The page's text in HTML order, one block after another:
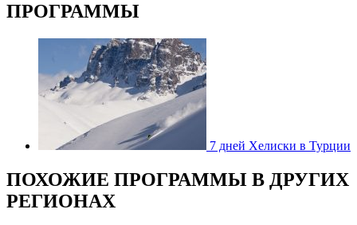
ПРОГРАММЫ
7 дней Хелиски в Турции
ПОХОЖИЕ ПРОГРАММЫ В ДРУГИХ
РЕГИОНАХ